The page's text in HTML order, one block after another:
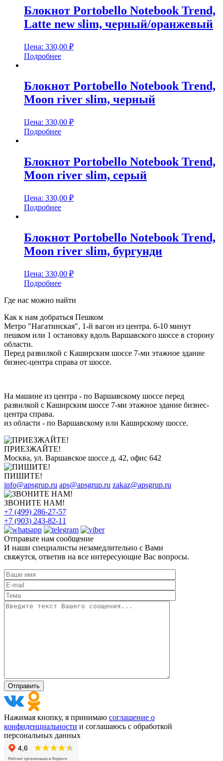
Блокнот Portobello Notebook Trend,
Latte new slim, черный/оранжевый
Цена: 330,00 ₽
Подробнее
Блокнот Portobello Notebook Trend,
Moon river slim, черный
Цена: 330,00 ₽
Подробнее
Блокнот Portobello Notebook Trend,
Moon river slim, серый
Цена: 330,00 ₽
Подробнее
Блокнот Portobello Notebook Trend,
Moon river slim, бургунди
Цена: 330,00 ₽
Подробнее
Где нас можно найти
Как к нам добраться Пешком
Метро "Нагатинская", 1-й вагон из центра. 6-10 минут
пешком или 1 остановку вдоль Варшавского шоссе в сторону
области.
Перед развилкой с Каширским шоссе 7-ми этажное здание
бизнес-центра справа от шоссе.
На машине из центра - по Варшавскому шоссе перед
развилкой с Каширским шоссе 7-ми этажное здание бизнес-
центра справа.
из области - по Варшавскому или Каширскому шоссе.
ПРИЕЗЖАЙТЕ!
Москва, ул. Варшавское шоссе д. 42, офис 642
ПИШИТЕ!
info@apsgrup.ru aps@apsgrup.ru zakaz@apsgrup.ru
ЗВОНИТЕ НАМ!
+7 (499) 286-27-57
+7 (903) 243-82-11
Отправьте нам сообщение
И наши специалисты незамедлительно с Вами
свяжутся, ответив на все интересующие Вас вопросы.
Нажимая кнопку, я принимаю соглашение о
конфиденциальности и соглашаюсь с обработкой
персональных данных